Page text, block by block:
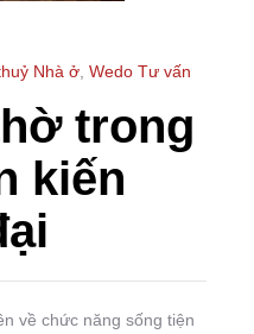
Nhà ở Wedo Tư vấn
trong
kiến
về chức năng sống tiện